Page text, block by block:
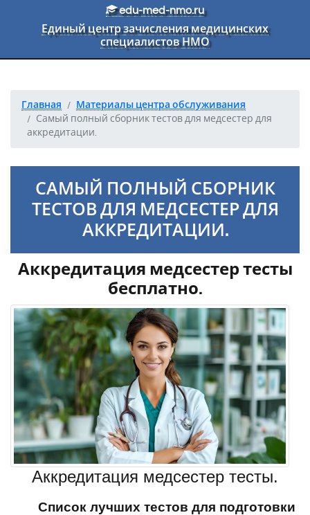
Перейти к основному текстуedu-med-nmo.ru
Единый центр зачисления медицинских
специалистов НМО
Главная
Материалы центра обслуживания
Самый полный сборник тестов для медсестер для
аккредитации.
САМЫЙ ПОЛНЫЙ СБОРНИК
ТЕСТОВ ДЛЯ МЕДСЕСТЕР ДЛЯ
АККРЕДИТАЦИИ.
Аккредитация медсестер тесты
бесплатно.
Аккредитация медсестер тесты.
Список лучших тестов для подготовки